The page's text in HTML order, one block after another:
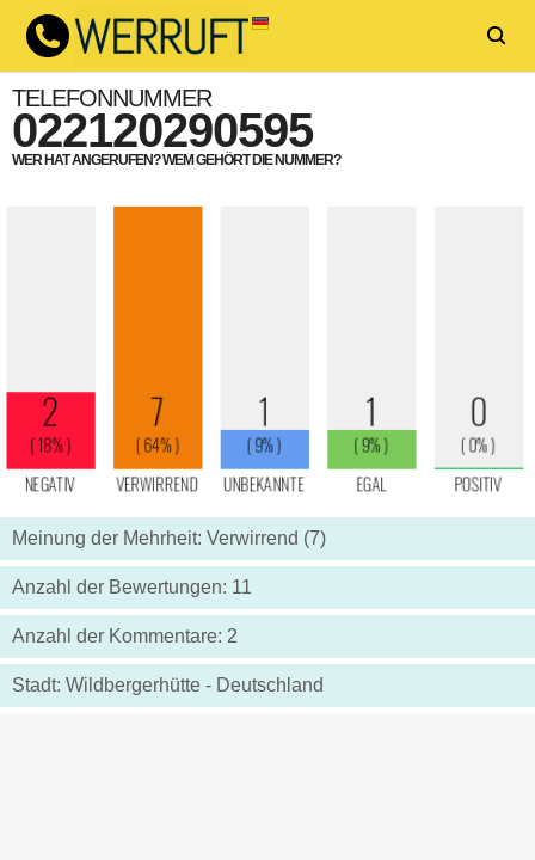
TELEFONNUMMER
022120290595
WER HAT ANGERUFEN? WEM GEHÖRT DIE NUMMER?
Meinung der Mehrheit: Verwirrend (7)
Anzahl der Bewertungen: 11
Anzahl der Kommentare: 2
Stadt: Wildbergerhütte - Deutschland